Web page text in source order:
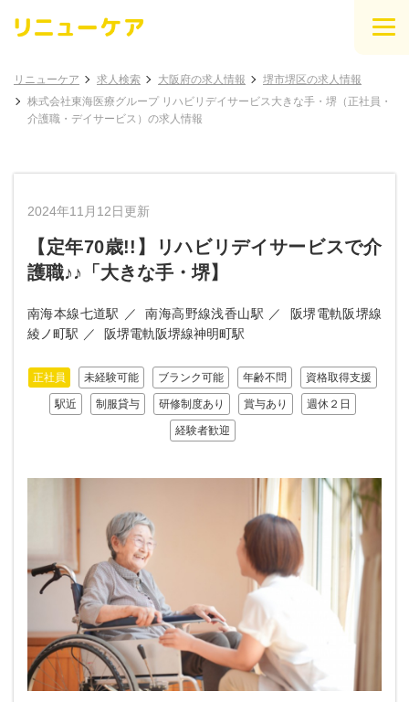
リニューケア 求人検索 大阪府の求人情報
堺市堺区の求人情報
株式会社東海医療グループ リハビリデイサービス大きな手・堺（正社員・
介護職・デイサービス）の求人情報
2024年11月12日更新
【定年70歳!!】リハビリデイサービスで介
護職♪♪「大きな手・堺】
南海本線七道駅 南海高野線浅香山駅
阪堺電軌阪堺線
綾ノ町駅
阪堺電軌阪堺線神明町駅
正社員 未経験可能 ブランク可能 年齢不問 資格取得支援
駅近 制服貸与 研修制度あり 賞与あり 週休２日
経験者歓迎